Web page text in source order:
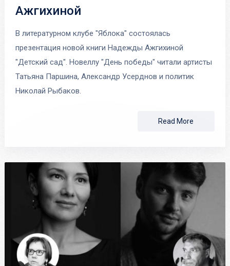
Ажгихиной
В литературном клубе "Яблока" состоялась
презентация новой книги Надежды Ажгихиной
"Детский сад". Новеллу "День победы" читали артисты
Татьяна Паршина, Александр Усерднов и политик
Николай Рыбаков.
Read More